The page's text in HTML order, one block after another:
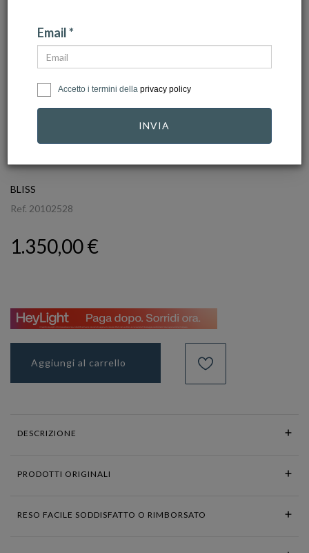
click to zoom
BLISS
Ref. 20102528
1.350,00 €
Aggiungi al carrello
DESCRIZIONE
PRODOTTI ORIGINALI
RESO FACILE SODDISFATTO O RIMBORSATO
Email *
Accetto i termini della privacy policy
INVIA